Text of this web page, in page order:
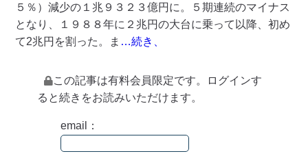
５％）減少の１兆９３２３億円に。５期連続のマイナス
となり、１９８８年に２兆円の大台に乗って以降、初め
て2兆円を割った。ま …続き、
この記事は有料会員限定です。ログインす
ると続きをお読みいただけます。
email：